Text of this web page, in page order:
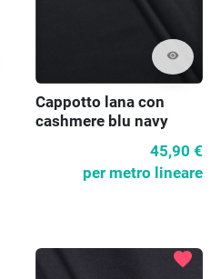
visibility
Cappotto lana con
cashmere blu navy
45,90 €
per metro lineare
favorite